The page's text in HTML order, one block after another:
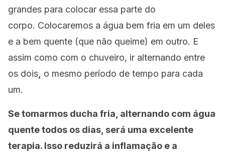
grandes para colocar essa parte do
corpo. Colocaremos a água bem fria em um deles
e a bem quente (que não queime) em outro. E
assim como com o chuveiro, ir alternando entre
os dois o mesmo período de tempo para cada
um.
Se tomarmos ducha fria, alternando com água
quente todos os dias, será uma excelente
terapia. Isso reduzirá a inflamação e a